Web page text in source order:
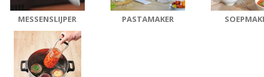
MESSENSLIJPER PASTAMAKER